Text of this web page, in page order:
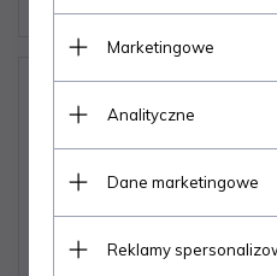
SCHWEIZ - SUISSE -
SWITZERLAND.
WERDENBERG
Marketingowe
Analityczne
Dane marketingowe
Reklamy